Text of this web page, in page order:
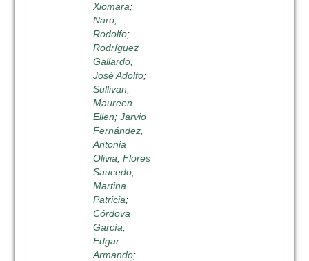
Xiomara;
Naró,
Rodolfo;
Rodríguez
Gallardo,
José Adolfo;
Sullivan,
Maureen
Ellen; Jarvio
Fernández,
Antonia
Olivia; Flores
Saucedo,
Martina
Patricia;
Córdova
García,
Edgar
Armando;